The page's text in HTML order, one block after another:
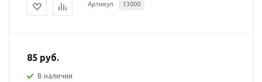
Артикул 13000
85 руб.
В наличии